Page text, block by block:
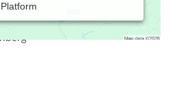
Platform
zur Heilpraktikerin
vor dem